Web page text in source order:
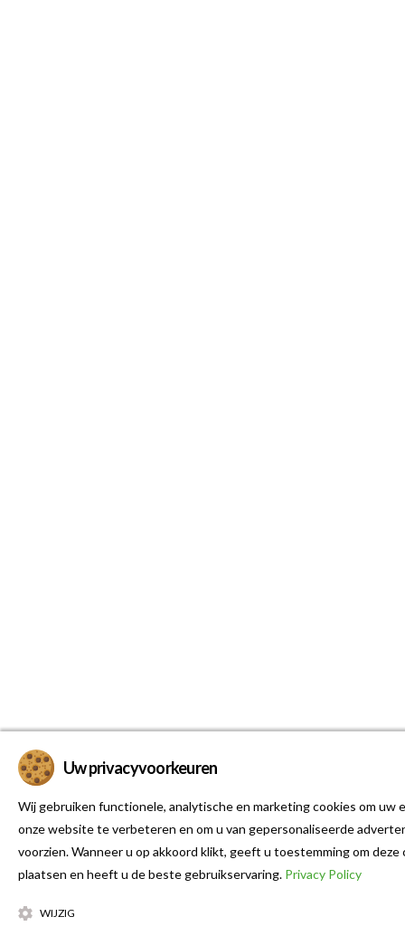
Uw privacyvoorkeuren
Wij gebruiken functionele, analytische en marketing cookies om uw
onze website te verbeteren en om u van gepersonaliseerde
voorzien. Wanneer u op akkoord klikt, geeft u toestemming om deze
plaatsen en heeft u de beste gebruikservaring. Privacy Policy
WIJZIG